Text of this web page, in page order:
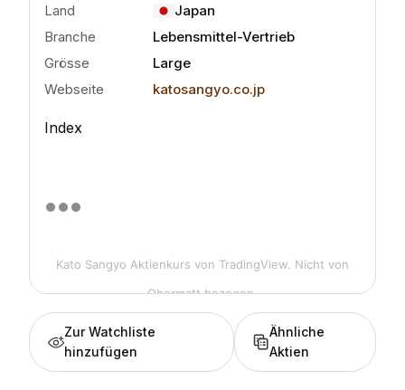
Land
Japan
Branche
Lebensmittel-Vertrieb
Grösse
Large
Webseite
katosangyo.co.jp
Index
Kato Sangyo Aktienkurs von TradingView. Nicht von
Obermatt bezogen.
Zur Watchliste
hinzufügen
Ähnliche
Aktien